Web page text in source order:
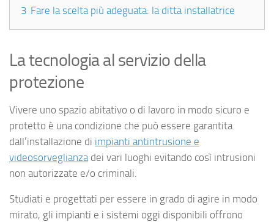
3 Fare la scelta più adeguata: la ditta installatrice
La tecnologia al servizio della
protezione
Vivere uno spazio abitativo o di lavoro in modo sicuro e
protetto è una condizione che può essere garantita
dall’installazione di impianti antintrusione e
videosorveglianza dei vari luoghi evitando così intrusioni
non autorizzate e/o criminali.
Studiati e progettati per essere in grado di agire in modo
mirato, gli impianti e i sistemi oggi disponibili offrono